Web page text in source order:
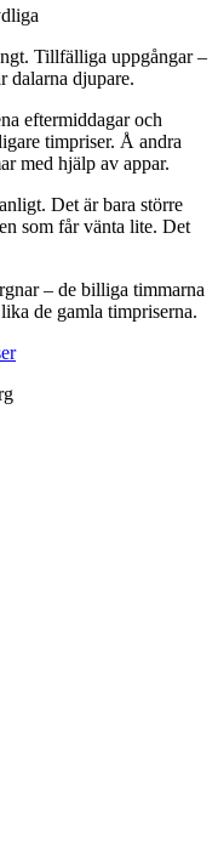
Tillfälliga uppgångar –
dalarna djupare.
eftermiddagar och
timpriser. Å andra
med hjälp av appar.
Det är bara större
som får vänta lite. Det
– de billiga timmarna
de gamla timpriserna.